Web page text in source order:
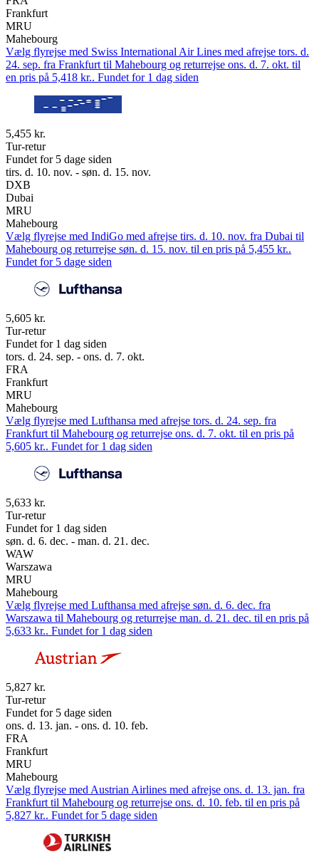
Frankfurt
MRU
Mahebourg
Vælg flyrejse med Swiss International Air Lines med afrejse tors. d.
24. sep. fra Frankfurt til Mahebourg og returrejse ons. d. 7. okt. til
en pris på 5,418 kr.. Fundet for 1 dag siden
5,455 kr.
Tur-retur
Fundet for 5 dage siden
tirs. d. 10. nov. - søn. d. 15. nov.
DXB
Dubai
MRU
Mahebourg
Vælg flyrejse med IndiGo med afrejse tirs. d. 10. nov. fra Dubai til
Mahebourg og returrejse søn. d. 15. nov. til en pris på 5,455 kr..
Fundet for 5 dage siden
5,605 kr.
Tur-retur
Fundet for 1 dag siden
tors. d. 24. sep. - ons. d. 7. okt.
FRA
Frankfurt
MRU
Mahebourg
Vælg flyrejse med Lufthansa med afrejse tors. d. 24. sep. fra
Frankfurt til Mahebourg og returrejse ons. d. 7. okt. til en pris på
5,605 kr.. Fundet for 1 dag siden
5,633 kr.
Tur-retur
Fundet for 1 dag siden
søn. d. 6. dec. - man. d. 21. dec.
WAW
Warszawa
MRU
Mahebourg
Vælg flyrejse med Lufthansa med afrejse søn. d. 6. dec. fra
Warszawa til Mahebourg og returrejse man. d. 21. dec. til en pris på
5,633 kr.. Fundet for 1 dag siden
5,827 kr.
Tur-retur
Fundet for 5 dage siden
ons. d. 13. jan. - ons. d. 10. feb.
FRA
Frankfurt
MRU
Mahebourg
Vælg flyrejse med Austrian Airlines med afrejse ons. d. 13. jan. fra
Frankfurt til Mahebourg og returrejse ons. d. 10. feb. til en pris på
5,827 kr.. Fundet for 5 dage siden